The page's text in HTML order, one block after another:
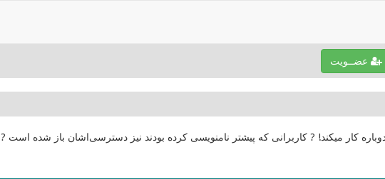
عضــویت
کار میکند! ? کاربرانی که پیشتر نامنویسی کرده بودند نیز دسترسی‌اشان باز شده است ?